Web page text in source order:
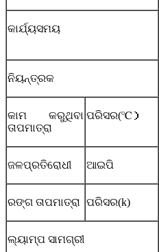
କାର୍ଯ୍ୟସମୟ
ନିୟନ୍ତ୍ରକ
କାମ କରୁଥିବା
ତାପମାତ୍ରା
ପରିସର(℃）
ଜଳପ୍ରତିରୋଧୀ ଆଇପି
ରଙ୍ଗ ତାପମାତ୍ରା ପରିସର(k)
ଲ୍ୟାମ୍ପ ସାମଗ୍ରୀ